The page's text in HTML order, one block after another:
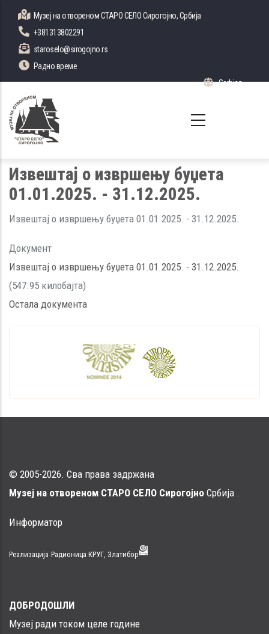
main
content
Музеј на отвореном СТАРО СЕЛО Сирогојно, Србија
+381313802291
staroselo@sirogojno.rs
Радно време
Serbian
List
Извештај о извршењу буџета
01.01.2025. - 31.12.2025.
Извештај о извршењу буџета 01.01.2025. - 31.12.2025.
Документ
Извештај о извршењу буџета 01.01.2025. - 31.12.2025.
(547.95 килобајта)
Остала документа
© 2005-2026. Сва права задржана
Музеј на отвореном СТАРО СЕЛО Сирогојно Србија .
Информатор
Реализација Радионица КРУГ, Златибор
ДОБРОДОШЛИ
Музеј ради током целе године